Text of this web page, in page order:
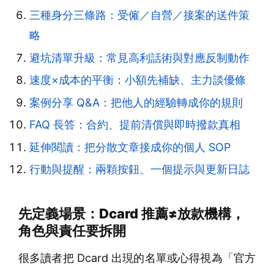
三種身分三條路：受僱／自營／接案的送件策
略
避坑清單升級：常見高利話術與對應反制動作
速度×成本的平衡：小額先補缺、主力談優條
案例分享 Q&A：把他人的經驗轉成你的規則
FAQ 長答：合約、提前清償與即時撥款真相
延伸閱讀：把分散文章接成你的個人 SOP
行動與提醒：兩顆按鈕、一個提示與更新日誌
先定義場景：Dcard 推薦≠放款機構，
角色與責任要拆開
很多讀者把 Dcard 出現的名單或心得視為「官方